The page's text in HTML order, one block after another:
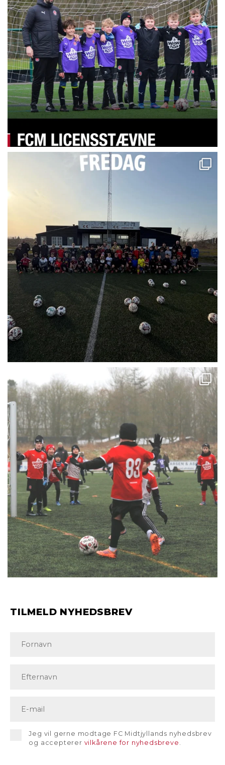
TILMELD NYHEDSBREV
Jeg vil gerne modtage FC Midtjyllands nyhedsbrev
og accepterer vilkårene for nyhedsbreve